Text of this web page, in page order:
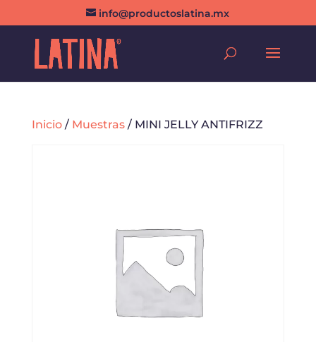
info@productoslatina.mx
Inicio/ Muestras/ MINI JELLY ANTIFRIZZ